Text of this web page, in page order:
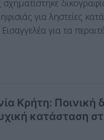
για ληστείες
για τα